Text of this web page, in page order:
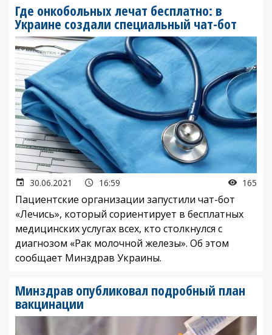
Где онкобольных лечат бесплатно: в
Украине создали специальный чат-бот
30.06.2021 16:59 165
Пациентские организации запустили чат-бот
«Лечись», который сориентирует в бесплатных
медицинских услугах всех, кто столкнулся с
диагнозом «Рак молочной железы». Об этом
сообщает Минздрав Украины.
Минздрав опубликовал подробный план
вакцинации